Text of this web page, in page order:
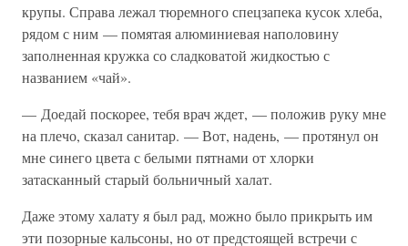
крупы. Справа лежал тюремного спецзапека кусок хлеба,
рядом с ним — помятая алюминиевая наполовину
заполненная кружка со сладковатой жидкостью с
названием «чай».
— Доедай поскорее, тебя врач ждет, — положив руку мне
на плечо, сказал санитар. — Вот, надень, — протянул он
мне синего цвета с белыми пятнами от хлорки
затасканный старый больничный халат.
Даже этому халату я был рад, можно было прикрыть им
эти позорные кальсоны, но от предстоящей встречи с